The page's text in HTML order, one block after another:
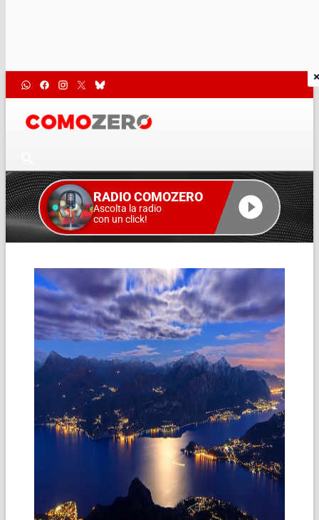
RADIO COMOZERO
Ascolta la radio
con un click!